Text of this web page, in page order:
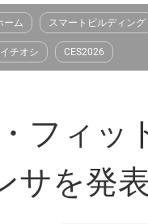
ーム スマートビルディング
イチオシ CES2026
フィッ
サを発表